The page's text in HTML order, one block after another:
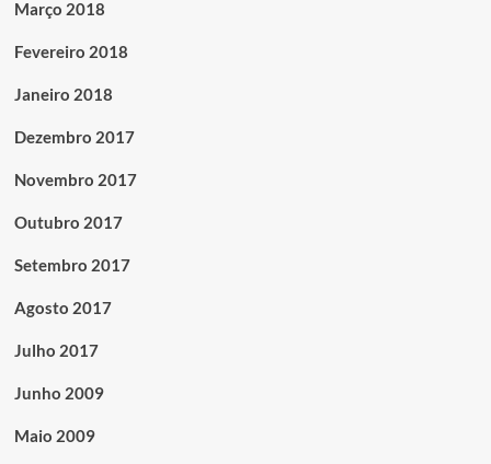
Março 2018
Fevereiro 2018
Janeiro 2018
Dezembro 2017
Novembro 2017
Outubro 2017
Setembro 2017
Agosto 2017
Julho 2017
Junho 2009
Maio 2009